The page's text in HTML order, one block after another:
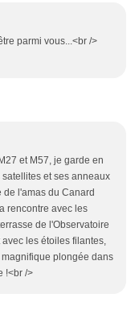
parmi vous...<br />
et M57, je garde en
et ses anneaux
l'amas du Canard
rencontre avec les
de l'Observatoire
les étoiles filantes,
plongée dans
!<br />